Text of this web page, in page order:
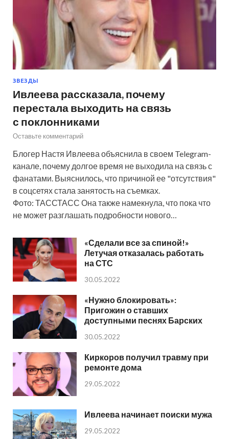
ЗВЕЗДЫ
Ивлеева рассказала, почему
перестала выходить на связь
с поклонниками
Оставьте комментарий
Блогер Настя Ивлеева объяснила в своем Telegram-
канале, почему долгое время не выходила на связь с
фанатами. Выяснилось, что причиной ее "отсутствия"
в соцсетях стала занятость на съемках.
Фото: ТАССТАСС Она также намекнула, что пока что
не может разглашать подробности нового…
«Сделали все за спиной!»
Летучая отказалась работать
на СТС
30.05.2022
«Нужно блокировать»:
Пригожин о ставших
доступными песнях Барских
30.05.2022
Киркоров получил травму при
ремонте дома
29.05.2022
Ивлеева начинает поиски мужа
29.05.2022